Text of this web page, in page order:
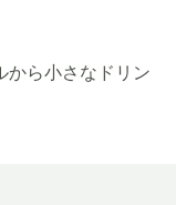
から小さなドリン